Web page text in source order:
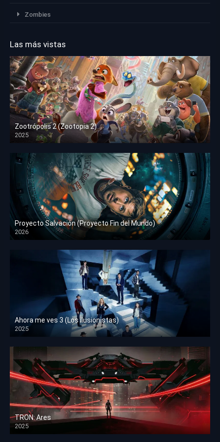
Zombies
Las más vistas
Zootrópolis 2 (Zootopia 2)
2025
HD 1080p
Proyecto Salvación (Proyecto Fin del Mundo)
2026
HD 1080p
Ahora me ves 3 (Los ilusionistas)
2025
HD 1080p
TRON: Ares
2025
HD 1080p